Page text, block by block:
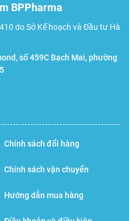
BPPharma
do Sở Kế hoạch và Đầu tư Hà
số 459C Bạch Mai, phường
Chính sách đổi hàng
Chính sách vận chuyển
Hướng dẫn mua hàng